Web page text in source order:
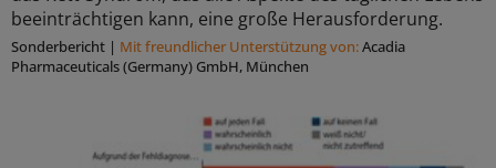
beeinträchtigen kann, eine große Herausforderung.
Sonderbericht | Mit freundlicher Unterstützung von:Acadia
Pharmaceuticals (Germany) GmbH, München